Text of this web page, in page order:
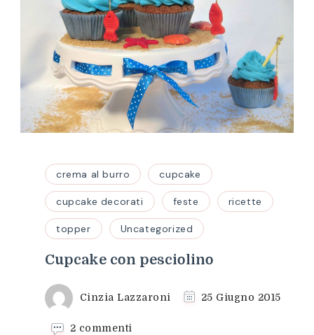
crema al burro cupcake
cupcake decorati feste ricette
topper Uncategorized
Cupcake con pesciolino
Cinzia Lazzaroni 25 Giugno 2015
2 commenti